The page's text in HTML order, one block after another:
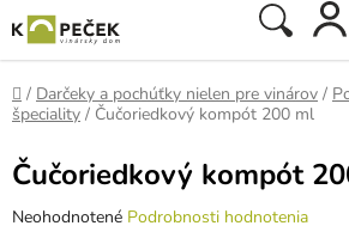
na
obsah
Hľadať
Domov
/ Darčeky a pochúťky nielen pre vinárov /
špeciality / Čučoriedkový kompót 200 ml
Čučoriedkový kompót
Priemerné
Neohodnotené Podrobnosti hodnotenia